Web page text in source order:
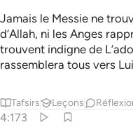
Jamais le Messie ne
d’Allah, ni les Anges
trouvent indigne de
rassemblera tous vers
Tafsirs Leçons
4:173